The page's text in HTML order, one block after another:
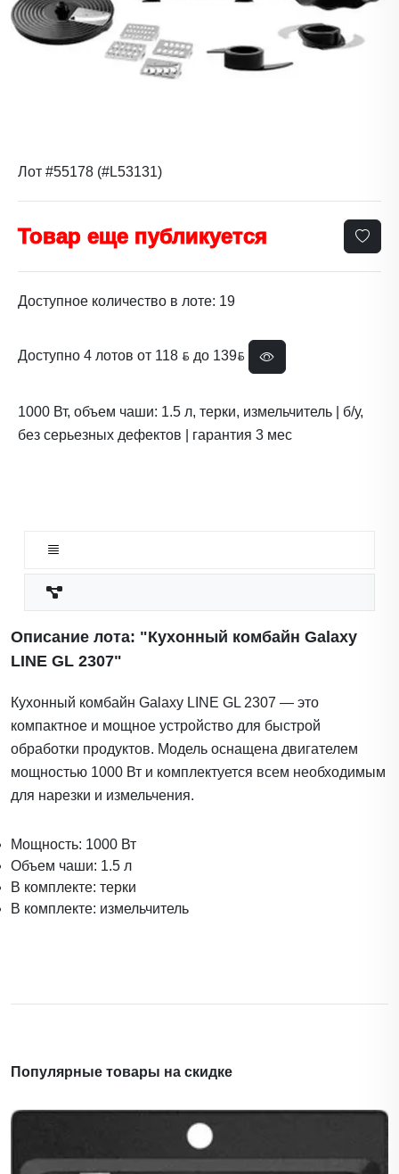
Лот #55178 (#L53131)
Товар еще публикуется
Доступное количество в лоте: 19
Доступно 4 лотов от 118 ƃ до 139ƃ
1000 Вт, объем чаши: 1.5 л, терки, измельчитель | б/у,
без серьезных дефектов | гарантия 3 мес
Описание лота: "Кухонный комбайн Galaxy
LINE GL 2307"
Кухонный комбайн Galaxy LINE GL 2307 — это
компактное и мощное устройство для быстрой
обработки продуктов. Модель оснащена двигателем
мощностью 1000 Вт и комплектуется всем необходимым
для нарезки и измельчения.
Мощность: 1000 Вт
Объем чаши: 1.5 л
В комплекте: терки
В комплекте: измельчитель
Популярные товары на скидке